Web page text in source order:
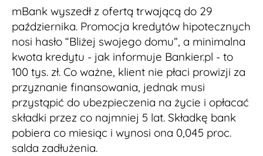
mBank wyszedł z ofertą trwającą do 29
października. Promocja kredytów hipotecznych
nosi hasło “Bliżej swojego domu”, a minimalna
kwota kredytu - jak informuje Bankier.pl - to
100 tys. zł. Co ważne, klient nie płaci prowizji za
przyznanie finansowania, jednak musi
przystąpić do ubezpieczenia na życie i opłacać
składki przez co najmniej 5 lat. Składkę bank
pobiera co miesiąc i wynosi ona 0,045 proc.
salda zadłużenia.